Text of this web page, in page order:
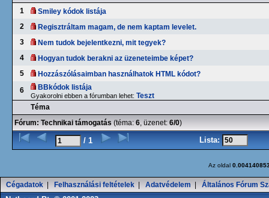
1
Smiley kódok listája
2
Regisztráltam magam, de nem kaptam levelet.
3
Nem tudok bejelentkezni, mit tegyek?
4
Hogyan tudok berakni az üzeneteimbe képet?
5
Hozzászólásaimban használhatok HTML kódot?
6
BBkódok listája
Gyakorolni ebben a fórumban lehet: Teszt
Téma
Fórum: Technikai támogatás (téma: 6, üzenet: 6/0)
/ 1 Lista:
Az oldal
Cégadatok Felhasználási feltételek Adatvédelem Általános Fórum